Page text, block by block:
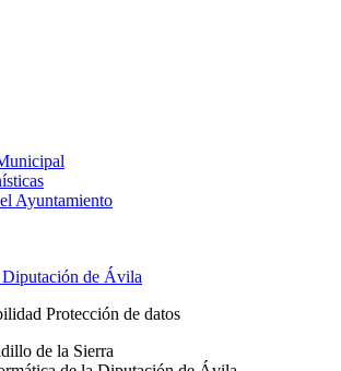
Ayuntamiento
Protección de datos
de la Sierra